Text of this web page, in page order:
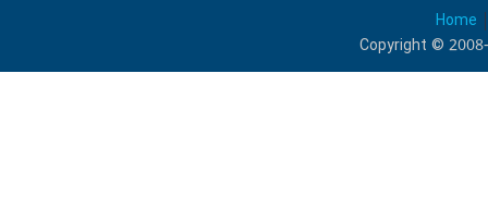
Home
Copyright ©